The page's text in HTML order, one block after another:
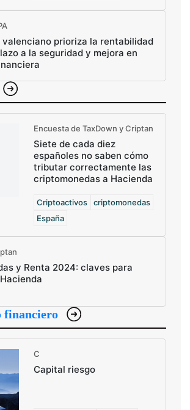
valenciano prioriza la rentabilidad
a la seguridad y mejora en
Encuesta de TaxDown y Criptan
Siete de cada diez
españoles no saben cómo
tributar correctamente las
criptomonedas a Hacienda
Criptoactivos
criptomonedas
España
y Renta 2024: claves para
financiero
C
Capital riesgo